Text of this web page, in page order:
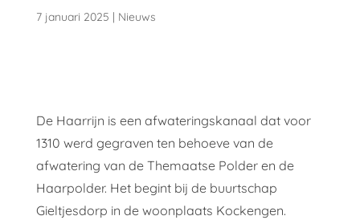
7 januari 2025 Nieuws
De Haarrijn is een afwateringskanaal dat voor
1310 werd gegraven ten behoeve van de
afwatering van de Themaatse Polder en de
Haarpolder. Het begint bij de buurtschap
Gieltjesdorp in de woonplaats Kockengen.